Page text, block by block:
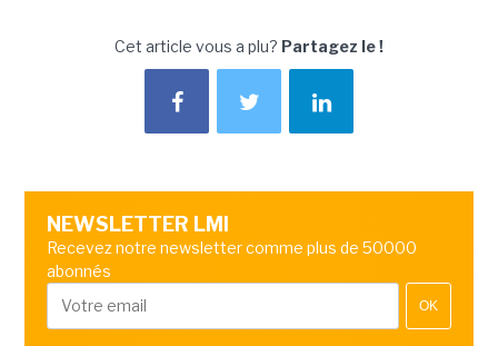
Cet article vous a plu? Partagez le !
NEWSLETTER LMI
Recevez notre newsletter comme plus de 50000
abonnés
OK